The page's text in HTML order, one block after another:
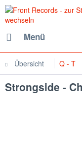
Menü
Übersicht Q - T
Strongside -